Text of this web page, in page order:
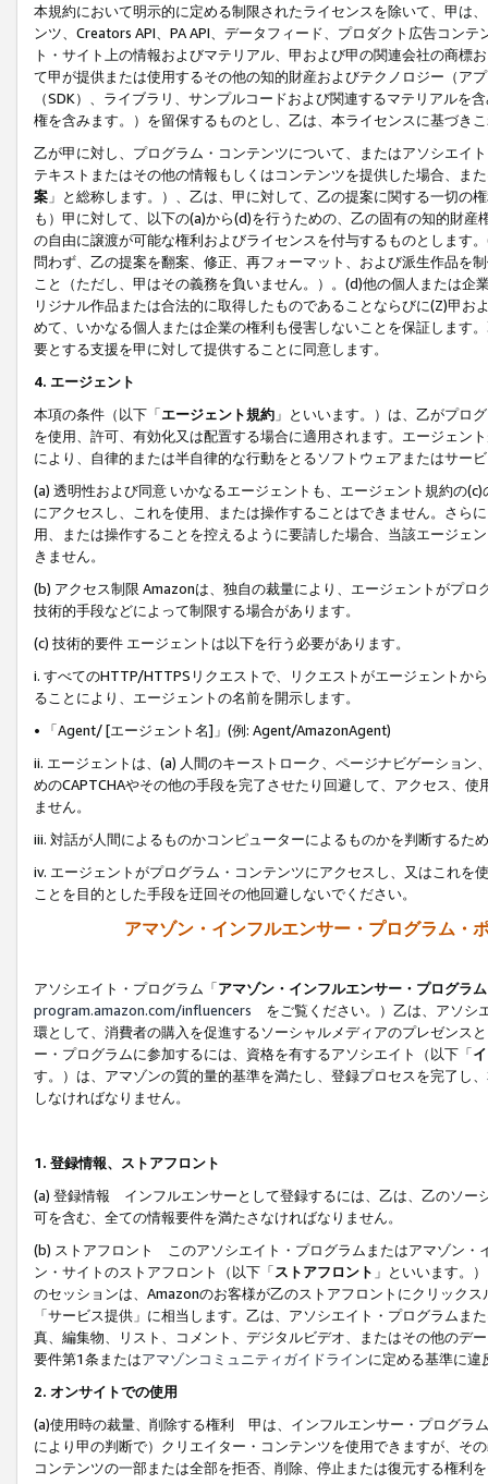
本規約において明示的に定める制限されたライセンスを除いて、甲は
ンツ、Creators API、PA API、データフィード、プロダクト広告コン
ト・サイト上の情報およびマテリアル、甲および甲の関連会社の商
て甲が提供または使用するその他の知的財産およびテクノロジー（ア
（SDK）、ライブラリ、サンプルコードおよび関連するマテリアル
権を含みます。）を留保するものとし、乙は、本ライセンスに基づき
乙が甲に対し、プログラム・コンテンツについて、またはアソシエイ
テキストまたはその他の情報もしくはコンテンツを提供した場合、ま
案 」と総称します。）、乙は、甲に対して、乙の提案に関する一切
も）甲に対して、以下の(a)から(d)を行うための、乙の固有の知的財
の自由に譲渡が可能な権利およびライセンスを付与するものとします
問わず、乙の提案を翻案、修正、再フォーマット、および派生作品を
こと（ただし、甲はその義務を負いません。）。(d)他の個人または
リジナル作品または合法的に取得したものであることならびに(Z)甲
めて、いかなる個人または企業の権利も侵害しないことを保証します
要とする支援を甲に対して提供することに同意します。
4. エージェント
本項の条件（以下「エージェント規約 」といいます。）は、乙がプロ
を使用、許可、有効化又は配置する場合に適用されます。エージェン
により、自律的または半自律的な行動をとるソフトウェアまたはサー
(a) 透明性および同意 いかなるエージェントも、エージェント規約の
にアクセスし、これを使用、または操作することはできません。さら
用、または操作することを控えるように要請した場合、当該エージェ
きません。
(b) アクセス制限 Amazonは、独自の裁量により、エージェントがプ
技術的手段などによって制限する場合があります。
(c) 技術的要件 エージェントは以下を行う必要があります。
i. すべてのHTTP/HTTPSリクエストで、リクエストがエージェントか
ることにより、エージェントの名前を開示します。
• 「Agent/ [エージェント名]」(例: Agent/AmazonAgent)
ii. エージェントは、(a) 人間のキーストローク、ページナビゲーショ
めのCAPTCHAやその他の手段を完了させたり回避して、アクセス、
ません。
iii. 対話が人間によるものかコンピューターによるものかを判断するた
iv. エージェントがプログラム・コンテンツにアクセスし、又はこれ
ことを目的とした手段を迂回その他回避しないでください。
アマゾン・インフルエンサー・プログラム・
アソシエイト・プログラム「アマゾン・インフルエンサー・プログラム
program.amazon.com/influencers をご覧ください。）乙は、アソシ
環として、消費者の購入を促進するソーシャルメディアのプレゼンス
ー・プログラムに参加するには、資格を有するアソシエイト（以下「
す。）は、アマゾンの質的量的基準を満たし、登録プロセスを完了し、
しなければなりません。
1. 登録情報、ストアフロント
(a) 登録情報 インフルエンサーとして登録するには、乙は、乙のソー
可を含む、全ての情報要件を満たさなければなりません。
(b) ストアフロント このアソシエイト・プログラムまたはアマゾン・
ン・サイトのストアフロント（以下「ストアフロント 」といいます。
のセッションは、Amazonのお客様が乙のストアフロントにクリック
「サービス提供」に相当します。乙は、アソシエイト・プログラム
真、編集物、リスト、コメント、デジタルビデオ、またはその他のデ
要件第1条またはアマゾンコミュニティガイドラインに定める基準に違
2. オンサイトでの使用
(a)使用時の裁量、削除する権利 甲は、インフルエンサー・プログラ
により甲の判断で）クリエイター・コンテンツを使用できますが、そ
コンテンツの一部または全部を拒否、削除、停止または復元する権利